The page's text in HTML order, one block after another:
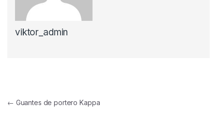
viktor_admin
Navegación de entradas
← Guantes de portero Kappa